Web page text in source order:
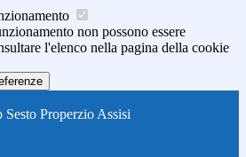
non possono essere
l'elenco nella pagina della cookie
Sesto Properzio Assisi